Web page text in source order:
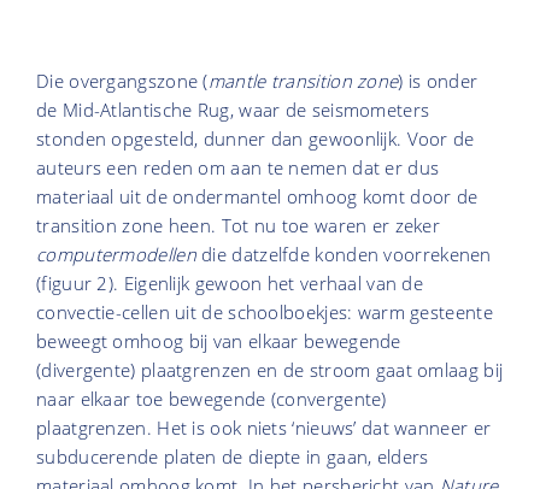
Die overgangszone (mantle transition zone) is onder
de Mid-Atlantische Rug, waar de seismometers
stonden opgesteld, dunner dan gewoonlijk. Voor de
auteurs een reden om aan te nemen dat er dus
materiaal uit de ondermantel omhoog komt door de
transition zone heen. Tot nu toe waren er zeker
computermodellen die datzelfde konden voorrekenen
(figuur 2). Eigenlijk gewoon het verhaal van de
convectie-cellen uit de schoolboekjes: warm gesteente
beweegt omhoog bij van elkaar bewegende
(divergente) plaatgrenzen en de stroom gaat omlaag bij
naar elkaar toe bewegende (convergente)
plaatgrenzen. Het is ook niets ‘nieuws’ dat wanneer er
subducerende platen de diepte in gaan, elders